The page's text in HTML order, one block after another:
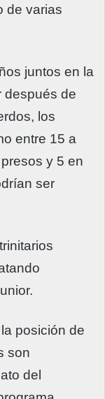
de varias
juntos en la
después de
los
entre 15 a
y 5 en
ser
posición de
son
del